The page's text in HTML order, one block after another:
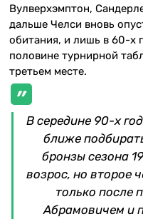
Вулверхэмптон,
дальше Челси вновь
обитания, и лишь в 60-х
половине турнирной
третьем месте.
В середине 90-х
ближе
бронзы сезона
возрос, но второе
только после
Абрамовичем и